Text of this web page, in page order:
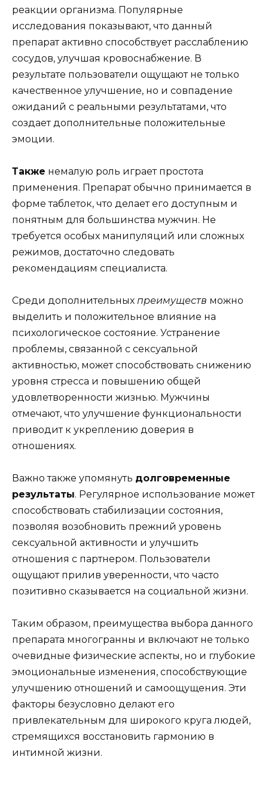
реакции организма. Популярные
исследования показывают, что данный
препарат активно способствует расслаблению
сосудов, улучшая кровоснабжение. В
результате пользователи ощущают не только
качественное улучшение, но и совпадение
ожиданий с реальными результатами, что
создает дополнительные положительные
эмоции.
Также немалую роль играет простота
применения. Препарат обычно принимается в
форме таблеток, что делает его доступным и
понятным для большинства мужчин. Не
требуется особых манипуляций или сложных
режимов, достаточно следовать
рекомендациям специалиста.
Среди дополнительных преимуществ можно
выделить и положительное влияние на
психологическое состояние. Устранение
проблемы, связанной с сексуальной
активностью, может способствовать снижению
уровня стресса и повышению общей
удовлетворенности жизнью. Мужчины
отмечают, что улучшение функциональности
приводит к укреплению доверия в
отношениях.
Важно также упомянуть долговременные
результаты. Регулярное использование может
способствовать стабилизации состояния,
позволяя возобновить прежний уровень
сексуальной активности и улучшить
отношения с партнером. Пользователи
ощущают прилив уверенности, что часто
позитивно сказывается на социальной жизни.
Таким образом, преимущества выбора данного
препарата многогранны и включают не только
очевидные физические аспекты, но и глубокие
эмоциональные изменения, способствующие
улучшению отношений и самоощущения. Эти
факторы безусловно делают его
привлекательным для широкого круга людей,
стремящихся восстановить гармонию в
интимной жизни.